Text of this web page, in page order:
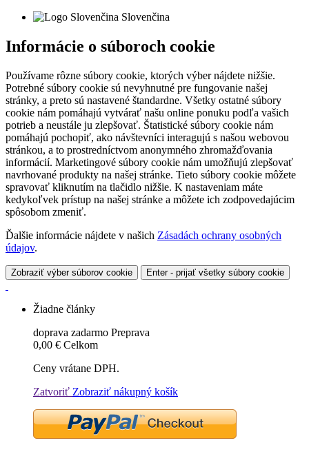
Slovenčina
Informácie o súboroch cookie
Používame rôzne súbory cookie, ktorých výber nájdete nižšie.
Potrebné súbory cookie sú nevyhnutné pre fungovanie našej
stránky, a preto sú nastavené štandardne. Všetky ostatné súbory
cookie nám pomáhajú vytvárať našu online ponuku podľa vašich
potrieb a neustále ju zlepšovať. Štatistické súbory cookie nám
pomáhajú pochopiť, ako návštevníci interagujú s našou webovou
stránkou, a to prostredníctvom anonymného zhromažďovania
informácií. Marketingové súbory cookie nám umožňujú zlepšovať
navrhované produkty na našej stránke. Tieto súbory cookie môžete
spravovať kliknutím na tlačidlo nižšie. K nastaveniam máte
kedykoľvek prístup na našej stránke a môžete ich zodpovedajúcim
spôsobom zmeniť.
Ďalšie informácie nájdete v našich Zásadách ochrany osobných
údajov.
Zobraziť výber súborov cookie Enter - prijať všetky súbory cookie
Žiadne články
doprava zadarmo Preprava
0,00 € Celkom
Ceny vrátane DPH.
Zatvoriť Zobraziť nákupný košík